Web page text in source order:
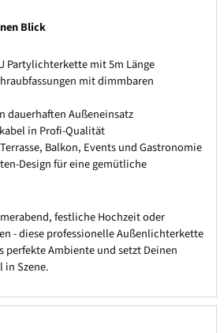
Blick
Partylichterkette mit 5m Länge
mit dimmbaren
dauerhaften Außeneinsatz
in Profi-Qualität
Balkon, Events und Gastronomie
Design für eine gemütliche
festliche Hochzeit oder
- diese professionelle Außenlichterkette
perfekte Ambiente und setzt Deinen
Szene.